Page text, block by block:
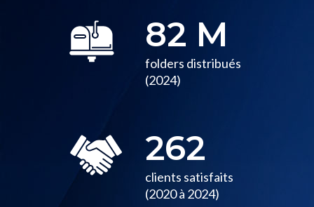
82 M
folders distribués
(2024)
262
clients satisfaits
(2020 à 2024)